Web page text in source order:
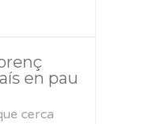
en pau
cerca